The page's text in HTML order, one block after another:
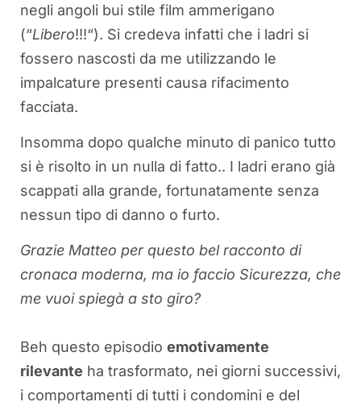
negli angoli bui stile film ammerigano
(“Libero!!!“). Si credeva infatti che i ladri si
fossero nascosti da me utilizzando le
impalcature presenti causa rifacimento
facciata.
Insomma dopo qualche minuto di panico tutto
si è risolto in un nulla di fatto.. I ladri erano già
scappati alla grande, fortunatamente senza
nessun tipo di danno o furto.
Grazie Matteo per questo bel racconto di
cronaca moderna, ma io faccio Sicurezza, che
me vuoi spiegà a sto giro?
Beh questo episodio emotivamente
rilevante ha trasformato, nei giorni successivi,
i comportamenti di tutti i condomini e del